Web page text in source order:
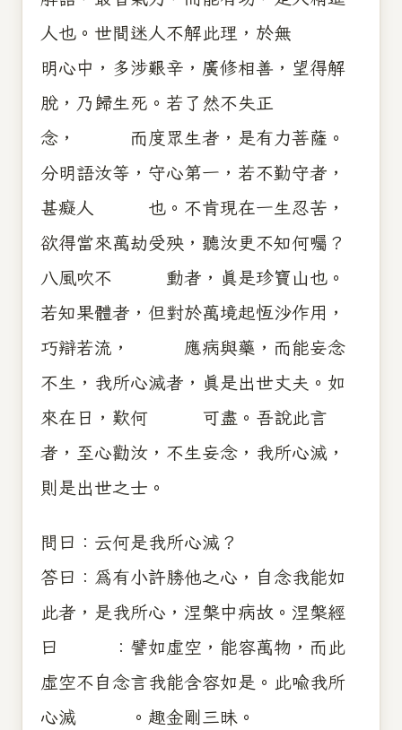
人也。世間迷人不解此理，於無
明心中，多涉艱辛，廣修相善，望得解
脫，乃歸生死。若了然不失正
念， 而度眾生者，是有力菩薩。
分明語汝等，守心第一，若不勤守者，
甚癡人 也。不肯現在一生忍苦，
欲得當來萬劫受殃，聽汝更不知何囑？
八風吹不 動者，真是珍寶山也。
若知果體者，但對於萬境起恆沙作用，
巧辯若流， 應病與藥，而能妄念
不生，我所心滅者，真是出世丈夫。如
來在日，歎何 可盡。吾說此言
者，至心勸汝，不生妄念，我所心滅，
則是出世之士。
問曰：云何是我所心滅？
答曰：為有小許勝他之心，自念我能如
此者，是我所心，涅槃中病故。涅槃經
曰 ：譬如虛空，能容萬物，而此
虛空不自念言我能含容如是。此喻我所
心滅 。趣金剛三昧。